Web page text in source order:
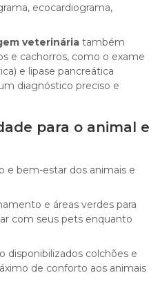
ecocardiograma,
veterinária também
e cachorros, como o exame
e lipase pancreática
diagnóstico preciso e
para o animal e
e bem-estar dos animais e
e áreas verdes para
com seus pets enquanto
disponibilizados colchões e
de conforto aos animais